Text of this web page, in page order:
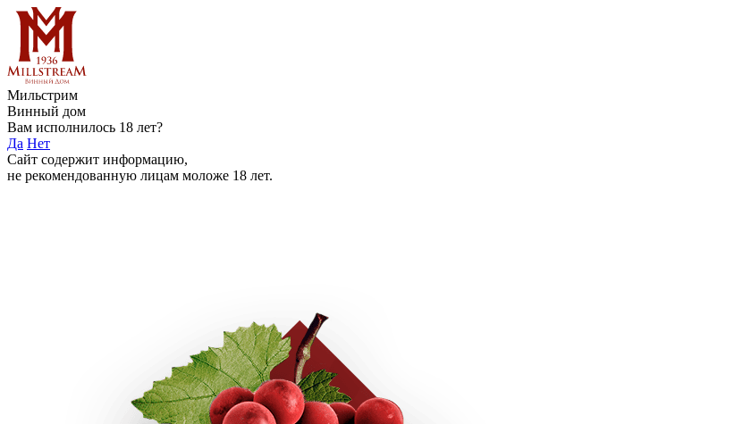
Мильстрим
Винный дом
Вам исполнилось 18 лет?
Да Нет
Сайт содержит информацию,
не рекомендованную лицам моложе 18 лет.